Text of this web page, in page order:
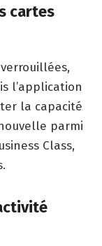
cartes
l’application
la capacité
parmi
Class,